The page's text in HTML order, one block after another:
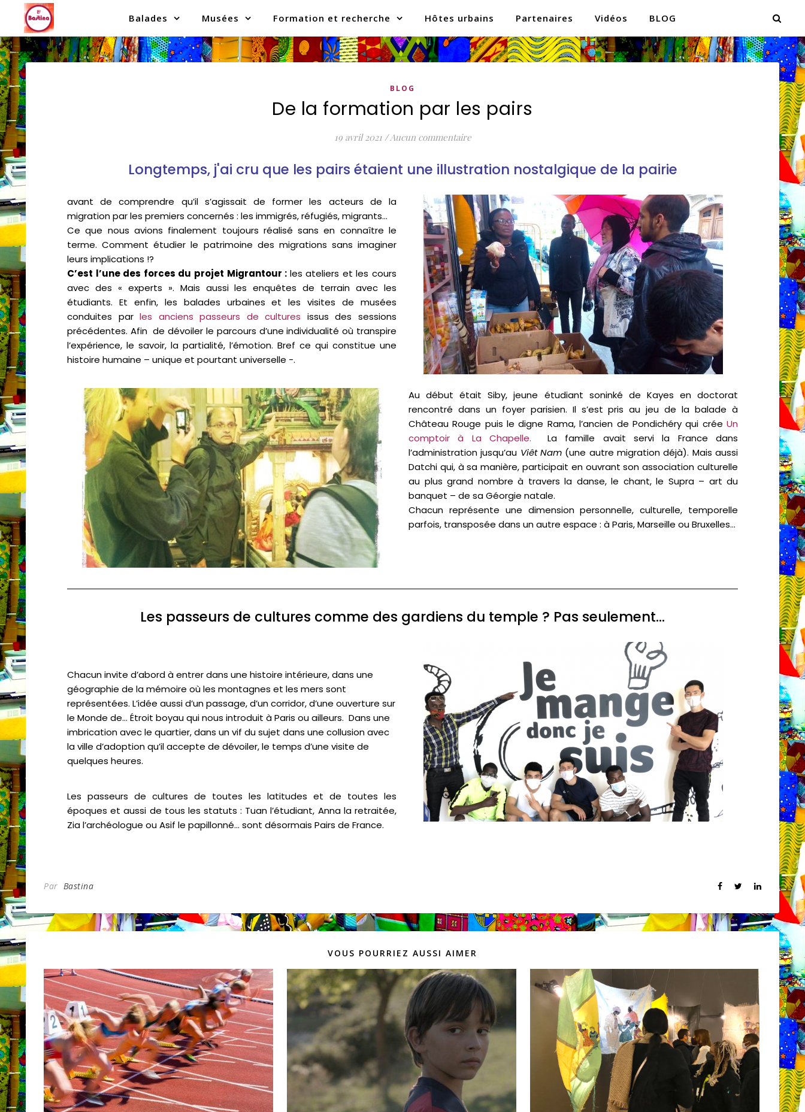
Balades Musées Formation et recherche Hôtes urbains Partenaires Vidéos BLOG
BLOG
De la formation par les pairs
19 avril 2021 /Aucun commentaire
Longtemps, j'ai cru que les pairs étaient une illustration nostalgique de la pairie
avant de comprendre qu’il s’agissait de former les acteurs de la
migration par les premiers concernés : les immigrés, réfugiés, migrants…
Ce que nous avions finalement toujours réalisé sans en connaître le
terme. Comment étudier le patrimoine des migrations sans imaginer
leurs implications !?
C’est l’une des forces du projet Migrantour : les ateliers et les cours
avec des « experts ». Mais aussi les enquêtes de terrain avec les
étudiants. Et enfin, les balades urbaines et les visites de musées
conduites parles anciens passeurs de cultures issus des sessions
précédentes. Afin de dévoiler le parcours d’une individualité où transpire
l’expérience, le savoir, la partialité, l’émotion. Bref ce qui constitue une
histoire humaine – unique et pourtant universelle -.
Au début était Siby, jeune étudiant soninké de Kayes en doctorat
rencontré dans un foyer parisien. Il s’est pris au jeu de la balade à
Château Rouge puis le digne Rama, l’ancien de Pondichéry qui crée Un
comptoir à La Chapelle.
La famille avait servi la France dans
l’administration jusqu’au Viêt Nam (une autre migration déjà). Mais aussi
Datchi qui, à sa manière, participait en ouvrant son association culturelle
au plus grand nombre à travers la danse, le chant, le Supra – art du
banquet – de sa Géorgie natale.
Chacun représente une dimension personnelle, culturelle, temporelle
parfois, transposée dans un autre espace : à Paris, Marseille ou Bruxelles…
Les passeurs de cultures comme des gardiens du temple ? Pas seulement...
Chacun invite d’abord à entrer dans une histoire intérieure, dans une
géographie de la mémoire où les montagnes et les mers sont
représentées. L’idée aussi d’un passage, d’un corridor, d’une ouverture sur
le Monde de… Étroit boyau qui nous introduit à Paris ou ailleurs. Dans une
imbrication avec le quartier, dans un vif du sujet dans une collusion avec
la ville d’adoption qu’il accepte de dévoiler, le temps d’une visite de
quelques heures.
Les passeurs de cultures de toutes les latitudes et de toutes les
époques et aussi de tous les statuts : Tuan l’étudiant, Anna la retraitée,
Zia l’archéologue ou Asif le papillonné… sont désormais Pairs de France.
Par Bastina
VOUS POURRIEZ AUSSI AIMER